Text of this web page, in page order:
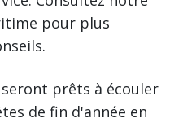
pour plus
prêts à écouler
de fin d'année en